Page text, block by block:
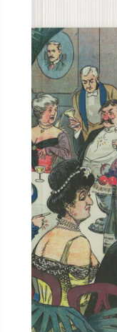
AUDIOBOOK
Business, Economie
Carti pentru copii
Diverse
Filosofie
Istorie
Literatura
Psihologie
Sanatate
Sociologie
Stiinta